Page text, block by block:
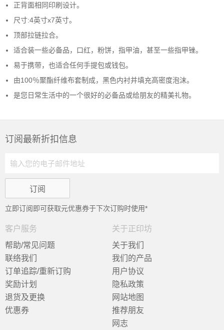
正背面相同印刷设计。
尺寸:4英寸x7英寸。
顶部拉链拉合。
适合装一些必备品，口红，粉饼，指甲油，甚至一些指甲锉。
易于携带，也适合任何手提包或钱包。
由100％聚酯纤维布套制成，黑色内衬并填充高密度泡沫。
是您日常生活中的一个很好的必备品或给朋友的精美礼物。
订阅最新折扣信息
立即订阅即可获取元优惠券于下次订购时使用*
客户服务
帮助/常见问题
联络我们
订单追踪/重新订购
奖励计划
退货及更换
优惠券
关于正印坊
关于我们
我们的产品
用户协议
隐私政策
网站地图
推荐朋友
网志